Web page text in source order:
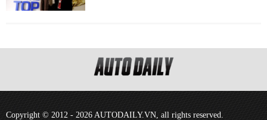
Copyright © 2012 - 2026 AUTODAILY.VN, all rights reserved.